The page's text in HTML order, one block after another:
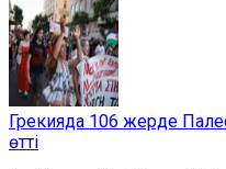
Грекияда 106 жерде
өтті